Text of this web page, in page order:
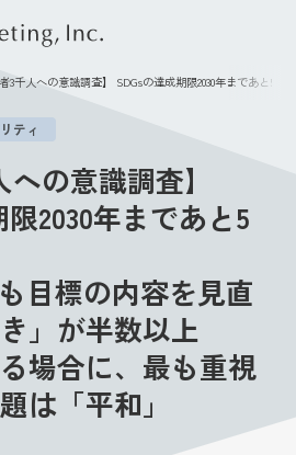
者3千人への意識調査】 SDGsの達成期限2030年まであと
ティ
への意識調査】
2030年まであと5
も目標の内容を見直
」が半数以上
場合に、最も重視
は「平和」